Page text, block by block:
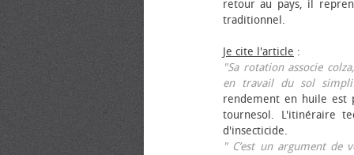
retour au pays, il
traditionnel.
Je cite l'article :
"Sa rotation associe
en travail du sol
rendement en huile est
tournesol. L'itinéraire
d'insecticide.
" C’est un argument de